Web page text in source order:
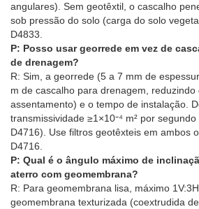
angulares). Sem geotêxtil, o cascalho
sob pressão do solo (carga do solo
D4833.
P: Posso usar georrede em vez de
de drenagem?
R: Sim, a georrede (5 a 7 mm de
m de cascalho para drenagem, reduzindo
assentamento) e o tempo de instalação.
transmissividade ≥1×10⁻⁴ m² por
D4716). Use filtros geotêxteis em ambos
D4716.
P: Qual é o ângulo máximo de
aterro com geomembrana?
R: Para geomembrana lisa, máximo
geomembrana texturizada (coextrudida